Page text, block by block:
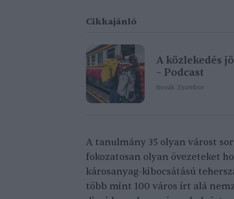
Cikkajánló
A közlekedés
– Podcast
Novák Zsombor
A tanulmány 35 olyan várost
fokozatosan olyan övezeteket
károsanyag-kibocsátású
több mint 100 város írt alá